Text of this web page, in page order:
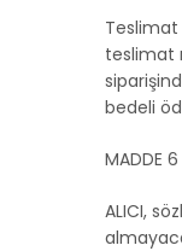
Teslimat
teslimat
bedeli
MADDE 6
ALICI,